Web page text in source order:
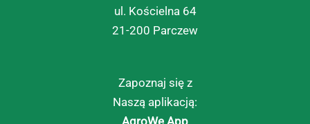
ul. Kościelna 64
21-200 Parczew
Zapoznaj się z
Naszą aplikacją:
AgroWe App